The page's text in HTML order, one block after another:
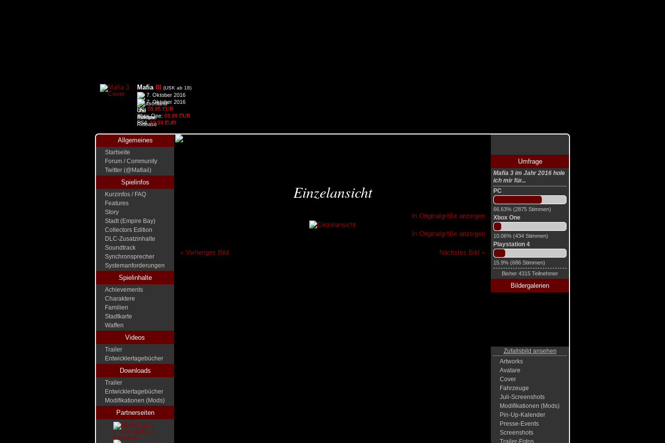
Mafia (USK ab 18)
7. Oktober 2016
7. Oktober 2016
PC: 59,95 EUR
Xbox One: 69,99 EUR
PS4:69,99 EUR
Allgemeines
Startseite
Forum / Community
Twitter (@Mafiaii)
Spielinfos
Kurzinfos / FAQ
Features
Story
Stadt (Empire Bay)
Collectors Edition
DLC-Zusatzinhalte
Soundtrack
Synchronsprecher
Systemanforderungen
Spielinhalte
Achievements
Charaktere
Familien
Stadtkarte
Waffen
Videos
Trailer
Entwicklertagebücher
Downloads
Trailer
Entwicklertagebücher
Modifikationen (Mods)
Partnerseiten
Umfrage
Mafia 3 im Jahr 2016 hole
ich mir für...
PC
66.63% (2875 Stimmen)
Xbox One
10.06% (434 Stimmen)
Playstation 4
15.9% (686 Stimmen)
Bisher 4315 Teilnehmer
Bildergalerien
Zufallsbild ansehen
Artworks
Avatare
Cover
Fahrzeuge
Juli-Screenshots
Modifikationen (Mods)
Pin-Up-Kalender
Presse-Events
Screenshots
Trailer-Fotos
Einzelansicht
In Originalgröße anzeigen
In Originalgröße anzeigen
« Vorheriges Bild Nächstes Bild »